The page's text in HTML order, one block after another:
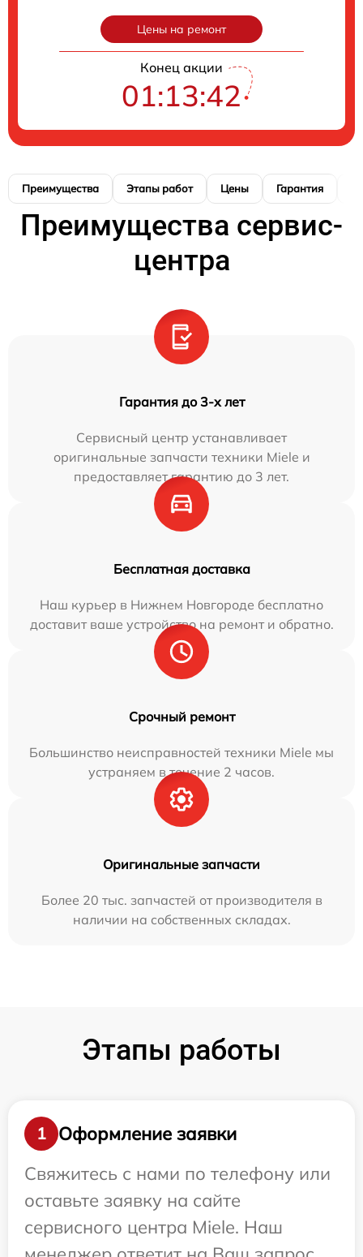
Цены на ремонт
Конец акции
01:13:41
Преимущества Этапы работ Цены Гарантия
Преимущества сервис-
центра
Гарантия до 3-х лет
Сервисный центр устанавливает
оригинальные запчасти техники Miele и
предоставляет гарантию до 3 лет.
Бесплатная доставка
Наш курьер в Нижнем Новгороде бесплатно
доставит ваше устройство на ремонт и обратно.
Срочный ремонт
Большинство неисправностей техники Miele мы
устраняем в течение 2 часов.
Оригинальные запчасти
Более 20 тыс. запчастей от производителя в
наличии на собственных складах.
Этапы работы
1
Оформление заявки
Свяжитесь с нами по телефону или
оставьте заявку на сайте
сервисного центра Miele. Наш